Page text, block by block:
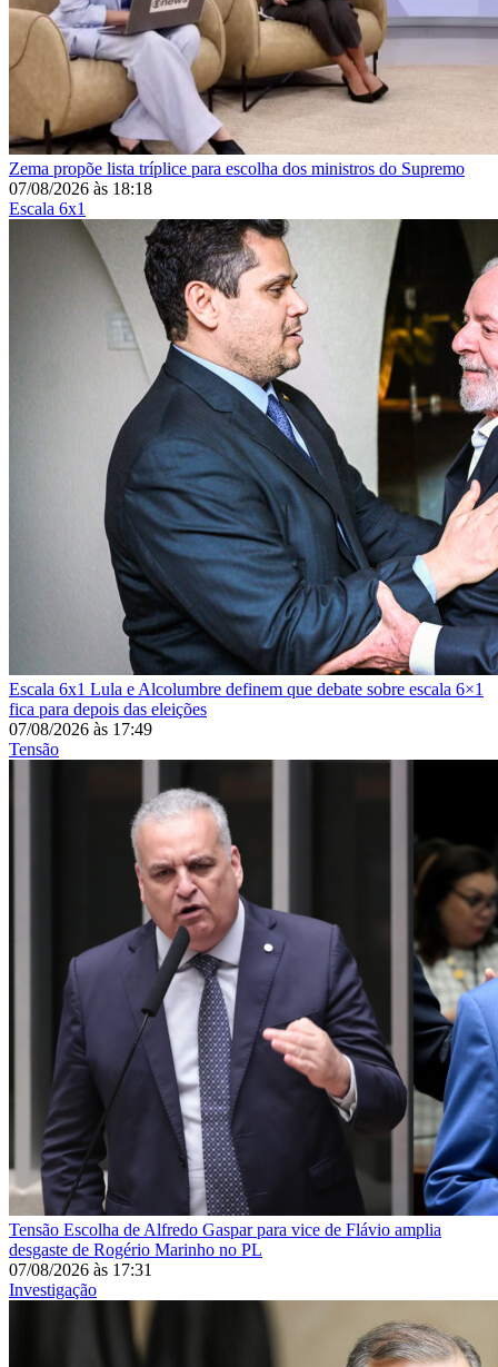
Zema propõe lista tríplice para escolha dos ministros do Supremo
07/08/2026 às 18:18
Escala 6x1
Escala 6x1 Lula e Alcolumbre definem que debate sobre escala 6×1
fica para depois das eleições
07/08/2026 às 17:49
Tensão
Tensão Escolha de Alfredo Gaspar para vice de Flávio amplia
desgaste de Rogério Marinho no PL
07/08/2026 às 17:31
Investigação